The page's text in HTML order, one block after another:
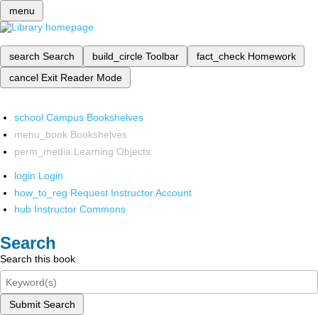
menu
search Search build_circle Toolbar fact_check Homework
cancel Exit Reader Mode
school Campus Bookshelves
menu_book Bookshelves
perm_media Learning Objects
login Login
how_to_reg Request Instructor Account
hub Instructor Commons
Search
Search this book
Submit Search